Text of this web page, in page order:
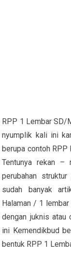
RPP 1 Lembar SD/
nyumplik kali ini
berupa contoh
Tentunya rekan –
perubahan
sudah banyak
Halaman / 1
dengan juknis atau
ini Kemendikbud
bentuk RPP 1